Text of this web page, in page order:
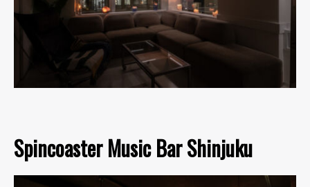
Spincoaster Music Bar Shinjuku